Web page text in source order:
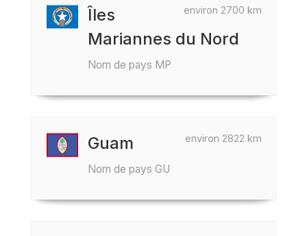
environ 2700 km
Îles
Mariannes du Nord
Nom de pays MP
environ 2822 km
Guam
Nom de pays GU